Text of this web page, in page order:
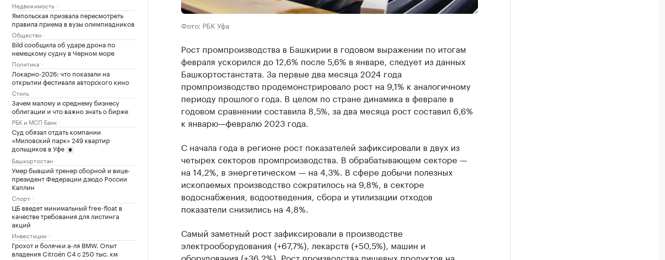
Недвижимость
Ямпольская призвала пересмотреть
правила приема в вузы олимпиадников
Общество
Bild сообщила об ударе дрона по
немецкому судну в Черном море
Политика
Локарно-2026: что показали на
открытии фестиваля авторского кино
Стиль
Зачем малому и среднему бизнесу
облигации и что важно знать о бирже
РБК и МСП Банк
Суд обязал отдать компании
«Миловский парк» 249 квартир
дольщиков в Уфе
Башкортостан
Умер бывший тренер сборной и вице-
президент Федерации дзюдо России
Каплин
Спорт
ЦБ введет минимальный free-float в
качестве требования для листинга
акций
Инвестиции
Грохот и болячки а-ля BMW. Опыт
владения Citroёn C4 с 250 тыс. км
Фото: РБК Уфа
Рост промпроизводства в Башкирии в годовом выражении по итогам
февраля ускорился до 12,6% после 5,6% в январе, следует из данных
Башкортостанстата. За первые два месяца 2024 года
промпроизводство продемонстрировало рост на 9,1% к аналогичному
периоду прошлого года. В целом по стране динамика в феврале в
годовом сравнении составила 8,5%, за два месяца рост составил 6,6%
к январю—февралю 2023 года.
С начала года в регионе рост показателей зафиксировали в двух из
четырех секторов промпроизводства. В обрабатывающем секторе —
на 14,2%, в энергетическом — на 4,3%. В сфере добычи полезных
ископаемых производство сократилось на 9,8%, в секторе
водоснабжения, водоотведения, сбора и утилизации отходов
показатели снизились на 4,8%.
Самый заметный рост зафиксировали в производстве
электрооборудования (+67,7%), лекарств (+50,5%), машин и
оборудования (+36,2%). Рост производства пищевых продуктов на